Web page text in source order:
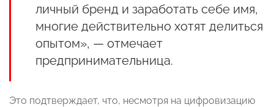
личный бренд и заработать себе имя,
многие действительно хотят делиться
опытом», — отмечает
предпринимательница.
Это подтверждает, что, несмотря на цифровизацию